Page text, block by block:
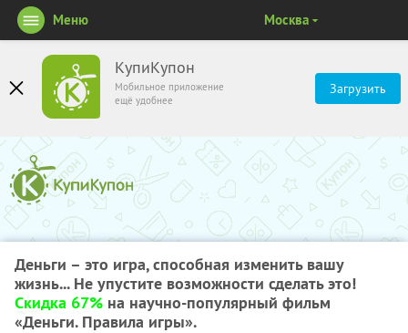
КупиКупон
Мобильное приложение
ещё удобнее
Загрузить
Меню Москва
Деньги – это игра, способная изменить вашу
жизнь... Не упустите возможности сделать это!
Скидка 67% на научно-популярный фильм
«Деньги. Правила игры».